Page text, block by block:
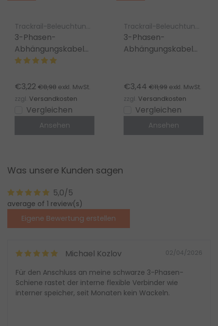
Trackrail-Beleuchtung 3-Phasen Luksus
3-Phasen-
Abhängungskabel
150cm für
schwarz
€3,22 €8,98 exkl. MwSt.
zzgl. Versandkosten
Vergleichen
Ansehen
Trackrail-Beleuchtung 3-Phasen Luksus
3-Phasen-
Abhängungskabel
schwarz
€3,44 €11,99 exkl. MwSt.
zzgl. Versandkosten
Vergleichen
Ansehen
Was unsere Kunden sagen
5,0/5
average of 1 review(s)
Eigene Bewertung erstellen
Michael Kozlov 02/04/2026
Für den Anschluss an meine schwarze 3-Phasen-
Schiene rastet der interne flexible Verbinder wie
interner speicher, seit Monaten kein Wackeln.